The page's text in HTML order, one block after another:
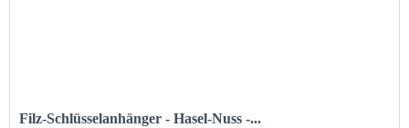
Filz-Schlüsselanhänger - Hasel-Nuss -...